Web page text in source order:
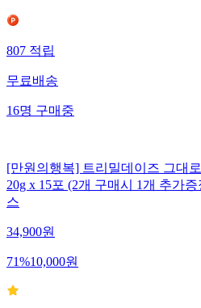
807 적립
무료배송
16명 구매중
[만원의행복] 트리밀데이즈 그대
20g x 15포 (2개 구매시 1개 추가
스
34,900원
71%10,000원